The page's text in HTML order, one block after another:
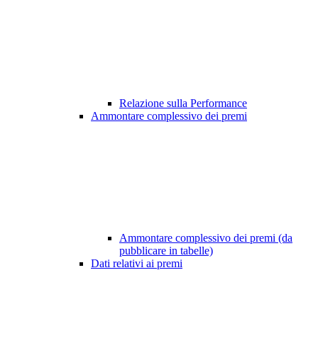
Relazione sulla Performance
Ammontare complessivo dei premi
Ammontare complessivo dei premi (da
pubblicare in tabelle)
Dati relativi ai premi